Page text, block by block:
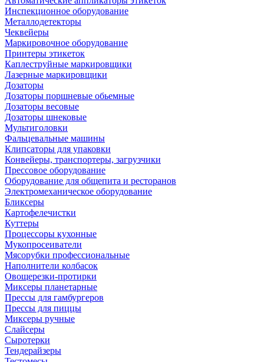
Инспекционное оборудование
Металлодетекторы
Чеквейеры
Маркировочное оборудование
Принтеры этикеток
Каплеструйные маркировщики
Лазерные маркировщики
Дозаторы
Дозаторы поршневые обьемные
Дозаторы весовые
Дозаторы шнековые
Мультиголовки
Фальцевальные машины
Клипсаторы для упаковки
Конвейеры, транспортеры, загрузчики
Прессовое оборудование
Оборудование для общепита и ресторанов
Электромеханическое оборудование
Бликсеры
Картофелечистки
Куттеры
Процессоры кухонные
Мукопросеиватели
Мясорубки профессиональные
Наполнители колбасок
Овощерезки-протирки
Миксеры планетарные
Прессы для гамбургеров
Прессы для пиццы
Миксеры ручные
Слайсеры
Сыротерки
Тендерайзеры